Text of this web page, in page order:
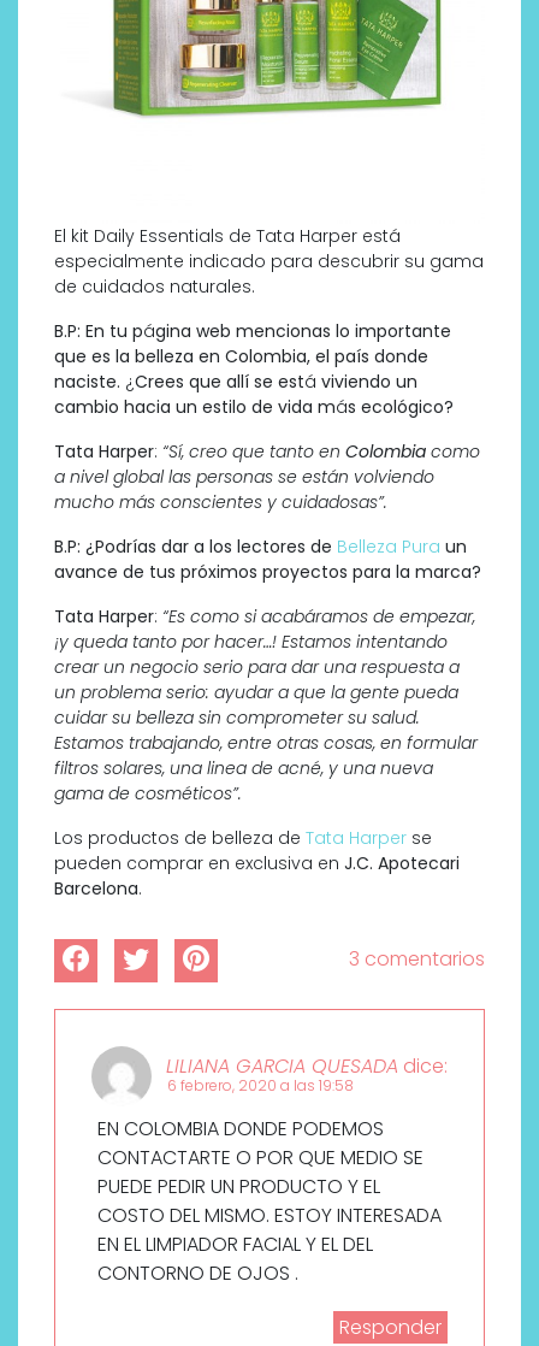
El kit Daily Essentials de Tata Harper está
especialmente indicado para descubrir su gama
de cuidados naturales.
B.P: En tu página web mencionas lo importante
que es la belleza en Colombia, el país donde
naciste. ¿Crees que allí se está viviendo un
cambio hacia un estilo de vida más ecológico?
Tata Harper: “Sí, creo que tanto en Colombia como
a nivel global las personas se están volviendo
mucho más conscientes y cuidadosas”.
B.P: ¿Podrías dar a los lectores de Belleza Pura un
avance de tus próximos proyectos para la marca?
Tata Harper: “Es como si acabáramos de empezar,
¡y queda tanto por hacer…! Estamos intentando
crear un negocio serio para dar una respuesta a
un problema serio: ayudar a que la gente pueda
cuidar su belleza sin comprometer su salud.
Estamos trabajando, entre otras cosas, en formular
filtros solares, una linea de acné, y una nueva
gama de cosméticos”.
Los productos de belleza de Tata Harper se
pueden comprar en exclusiva en J.C. Apotecari
Barcelona.
3 comentarios
LILIANA GARCIA QUESADA dice:
6 febrero, 2020 a las 19:58
EN COLOMBIA DONDE PODEMOS
CONTACTARTE O POR QUE MEDIO SE
PUEDE PEDIR UN PRODUCTO Y EL
COSTO DEL MISMO. ESTOY INTERESADA
EN EL LIMPIADOR FACIAL Y EL DEL
CONTORNO DE OJOS .
Responder